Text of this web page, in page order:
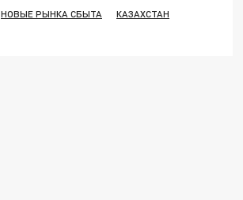
НОВЫЕ РЫНКА СБЫТА
КАЗАХСТАН